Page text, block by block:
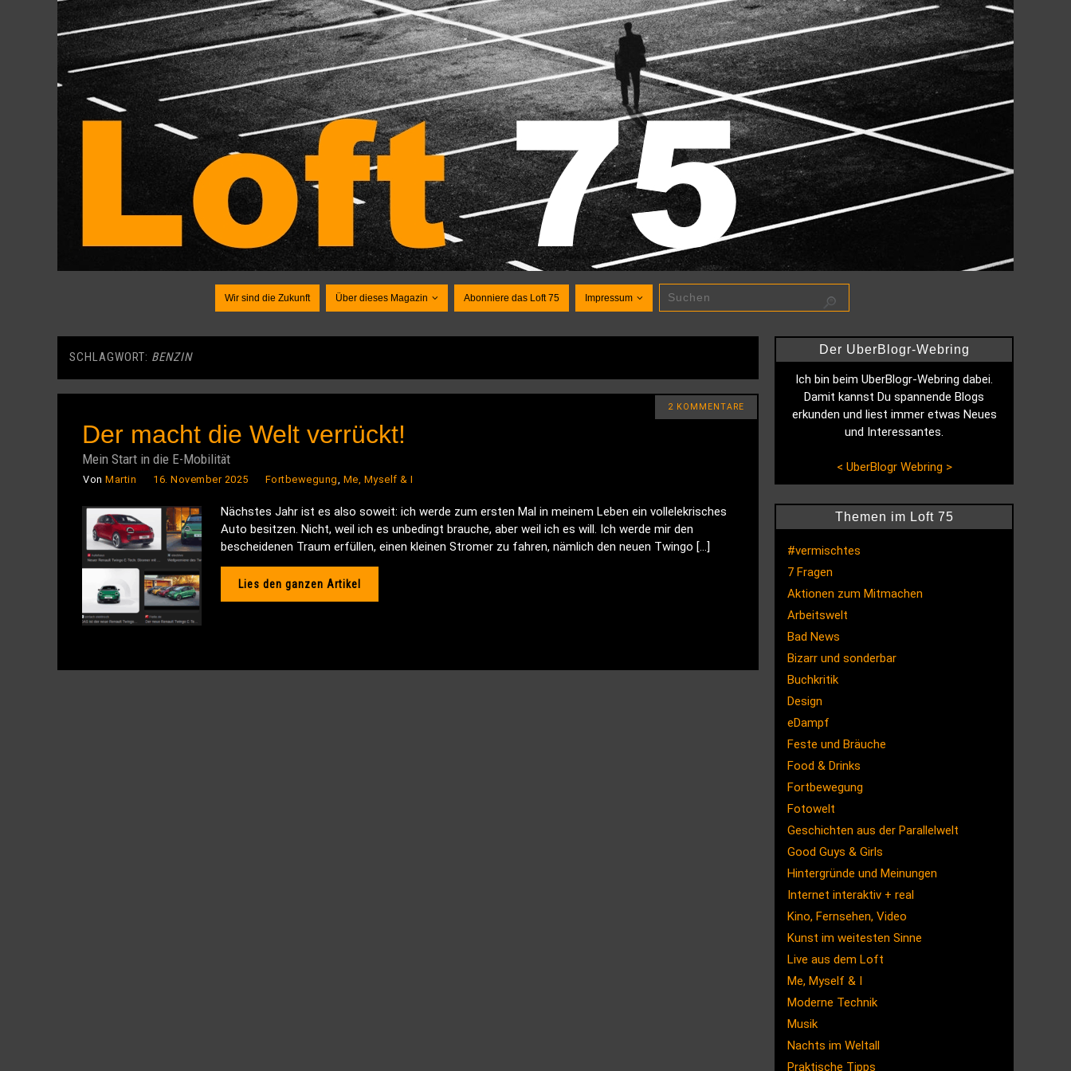
Wir sind die Zukunft Über dieses Magazin Abonniere das Loft 75 Impressum
SCHLAGWORT: BENZIN
2 KOMMENTARE
Der macht die Welt verrückt!
Mein Start in die E-Mobilität
Von Martin 16. November 2025 Fortbewegung, Me, Myself & I
Nächstes Jahr ist es also soweit: ich werde zum ersten Mal in meinem Leben ein vollelekrisches
Auto besitzen. Nicht, weil ich es unbedingt brauche, aber weil ich es will. Ich werde mir den
bescheidenen Traum erfüllen, einen kleinen Stromer zu fahren, nämlich den neuen Twingo […]
Lies den ganzen Artikel
Der UberBlogr-Webring
Ich bin beim UberBlogr-Webring dabei.
Damit kannst Du spannende Blogs
erkunden und liest immer etwas Neues
und Interessantes.
< UberBlogr Webring >
Themen im Loft 75
#vermischtes
7 Fragen
Aktionen zum Mitmachen
Arbeitswelt
Bad News
Bizarr und sonderbar
Buchkritik
Design
eDampf
Feste und Bräuche
Food & Drinks
Fortbewegung
Fotowelt
Geschichten aus der Parallelwelt
Good Guys & Girls
Hintergründe und Meinungen
Internet interaktiv + real
Kino, Fernsehen, Video
Kunst im weitesten Sinne
Live aus dem Loft
Me, Myself & I
Moderne Technik
Musik
Nachts im Weltall
Praktische Tipps